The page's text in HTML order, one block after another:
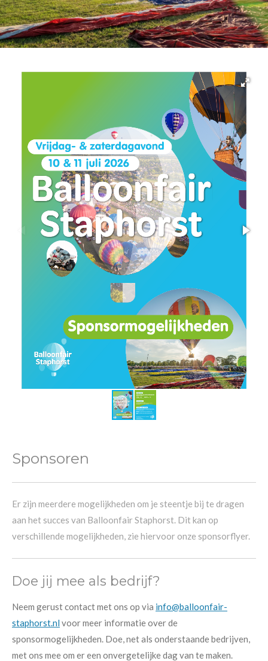
Sponsoren
Er zijn meerdere mogelijkheden om je steentje bij te dragen
aan het succes van Balloonfair Staphorst. Dit kan op
verschillende mogelijkheden, zie hiervoor onze sponsorflyer.
Doe jij mee als bedrijf?
Neem gerust contact met ons op via info@balloonfair-
staphorst.nl voor meer informatie over de
sponsormogelijkheden. Doe, net als onderstaande bedrijven,
met ons mee om er een onvergetelijke dag van te maken.